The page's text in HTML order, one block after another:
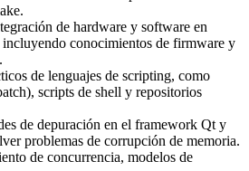
de hardware y software en
incluyendo conocimientos de firmware y
de lenguajes de scripting, como
scripts de shell y repositorios
de depuración en el framework Qt y
problemas de corrupción de memoria.
de concurrencia, modelos de